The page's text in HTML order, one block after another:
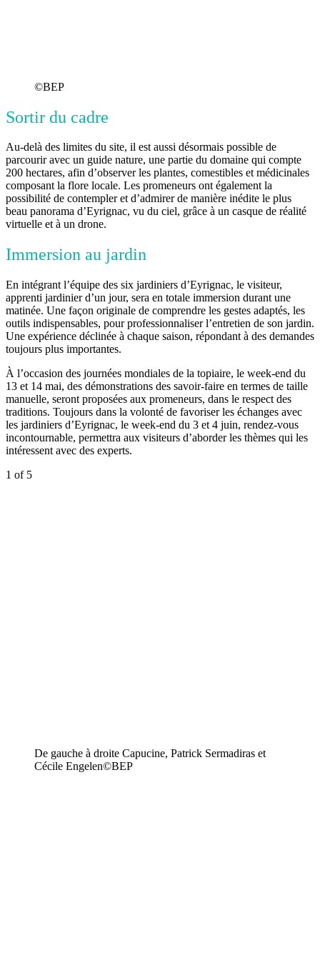
©BEP
Sortir du cadre
Au-delà des limites du site, il est aussi désormais possible de
parcourir avec un guide nature, une partie du domaine qui compte
200 hectares, afin d’observer les plantes, comestibles et médicinales
composant la flore locale. Les promeneurs ont également la
possibilité de contempler et d’admirer de manière inédite le plus
beau panorama d’Eyrignac, vu du ciel, grâce à un casque de réalité
virtuelle et à un drone.
Immersion au jardin
En intégrant l’équipe des six jardiniers d’Eyrignac, le visiteur,
apprenti jardinier d’un jour, sera en totale immersion durant une
matinée. Une façon originale de comprendre les gestes adaptés, les
outils indispensables, pour professionnaliser l’entretien de son jardin.
Une expérience déclinée à chaque saison, répondant à des demandes
toujours plus importantes.
À l’occasion des journées mondiales de la topiaire, le week-end du
13 et 14 mai, des démonstrations des savoir-faire en termes de taille
manuelle, seront proposées aux promeneurs, dans le respect des
traditions. Toujours dans la volonté de favoriser les échanges avec
les jardiniers d’Eyrignac, le week-end du 3 et 4 juin, rendez-vous
incontournable, permettra aux visiteurs d’aborder les thèmes qui les
intéressent avec des experts.
1 of 5
De gauche à droite Capucine, Patrick Sermadiras et
Cécile Engelen©BEP